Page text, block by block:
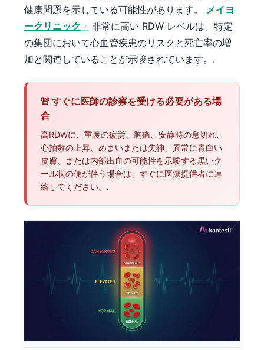
健康問題を示している可能性があります。 メイヨ
ークリニック
非常に高い RDW レベルは、特定
の集団において心血管疾患のリスクと死亡率の増
加と関連していることが示唆されています。.
🚨 すぐに医師の診察を受ける必要がある場
合
高RDWに、重度の疲労、胸痛、安静時の息切れ、
心拍数の上昇、めまいまたは失神、異常に青白い
皮膚、または内部出血の可能性を示唆する黒いタ
ール状の便が伴う場合は、すぐに医療提供者に連
絡してください。.